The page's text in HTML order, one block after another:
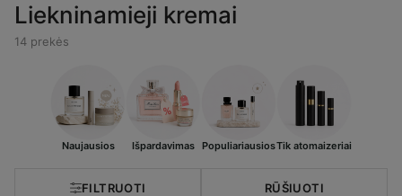
Liekninamieji kremai
14 prekės
Naujausios Išpardavimas PopuliariausiosTik atomaizeriai
FILTRUOTI RŪŠIUOTI